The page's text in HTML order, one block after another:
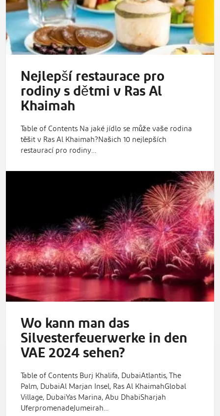
Nejlepší restaurace pro
rodiny s dětmi v Ras Al
Khaimah
Table of Contents Na jaké jídlo se může vaše rodina
těšit v Ras Al Khaimah?Našich 10 nejlepších
restaurací pro rodiny…
Wo kann man das
Silvesterfeuerwerke in den
VAE 2024 sehen?
Table of Contents Burj Khalifa, DubaiAtlantis, The
Palm, DubaiAl Marjan Insel, Ras Al KhaimahGlobal
Village, DubaiYas Marina, Abu DhabiSharjah
UferpromenadeJumeirah…